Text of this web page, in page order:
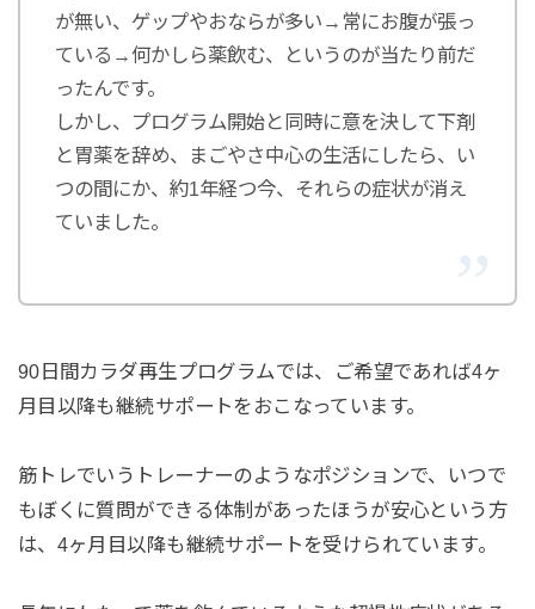
が無い、ゲップやおならが多い→常にお腹が張っ
ている→何かしら薬飲む、というのが当たり前だ
ったんです。
しかし、プログラム開始と同時に意を決して下剤
と胃薬を辞め、まごやさ中心の生活にしたら、い
つの間にか、約1年経つ今、それらの症状が消え
ていました。
90日間カラダ再生プログラムでは、ご希望であれば4ヶ
月目以降も継続サポートをおこなっています。
筋トレでいうトレーナーのようなポジションで、いつで
もぼくに質問ができる体制があったほうが安心という方
は、4ヶ月目以降も継続サポートを受けられています。